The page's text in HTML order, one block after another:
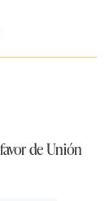
de Unión